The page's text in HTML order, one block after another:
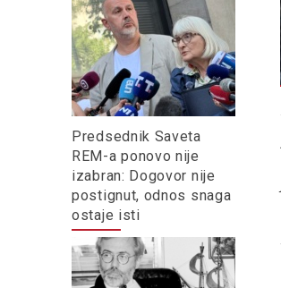
Predsednik Saveta
REM-a ponovo nije
izabran: Dogovor nije
postignut, odnos snaga
ostaje isti